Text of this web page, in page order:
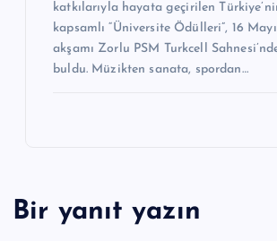
katkılarıyla hayata geçirilen
kapsamlı “Üniversite Ödülleri”, 16
akşamı Zorlu PSM Turkcell
buldu. Müzikten sanata, spordan…
Bir yanıt yazın